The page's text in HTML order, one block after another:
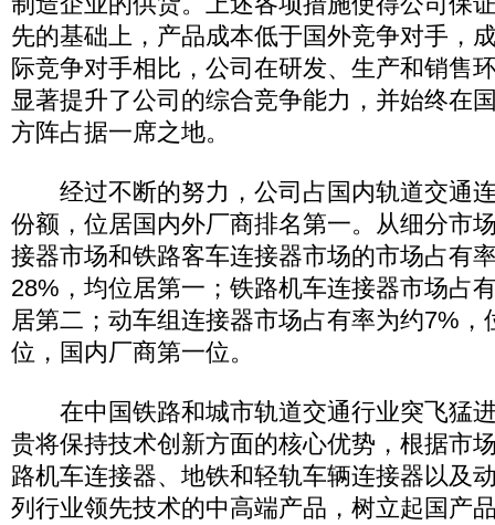
先的基础上，产品成本低于国外竞争对手，
际竞争对手相比，公司在研发、生产和销售
显著提升了公司的综合竞争能力，并始终在
方阵占据一席之地。
经过不断的努力，公司占国内轨道交通
份额，位居国内外厂商排名第一。从细分市
接器市场和铁路客车连接器市场的市场占有
28%，均位居第一；铁路机车连接器市场占
居第二；动车组连接器市场占有率为约7%，
位，国内厂商第一位。
在中国铁路和城市轨道交通行业突飞猛
贵将保持技术创新方面的核心优势，根据市
路机车连接器、地铁和轻轨车辆连接器以及
列行业领先技术的中高端产品，树立起国产